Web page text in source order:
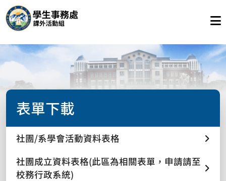
表單下載
社團/系學會活動資料表格
社團成立資料表格(此區為相關表單，申請請至
校務行政系統)